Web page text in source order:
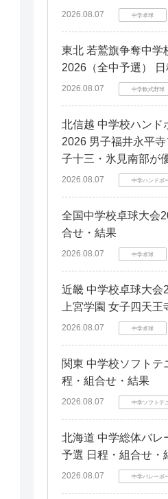
2026.08.07 中学卓球
東北 若鷲旗争奪中学
2026（全中予選）
2026.08.07 中学軟式野球
北信越 中学校ハンド
2026 男子福井永平
子十三・氷見南部が
2026.08.07 中学ハンドボ
全国中学校卓球大会
合せ・結果
2026.08.07 中学卓球
近畿 中学校卓球大会
上宮学園 女子四天王
2026.08.07 中学卓球
関東 中学校ソフトテ
程・組合せ・結果
2026.08.07 中学ソフトテ
北海道 中学総体バレ
予選 日程・組合せ・
2026.08.07 中学バレーボ